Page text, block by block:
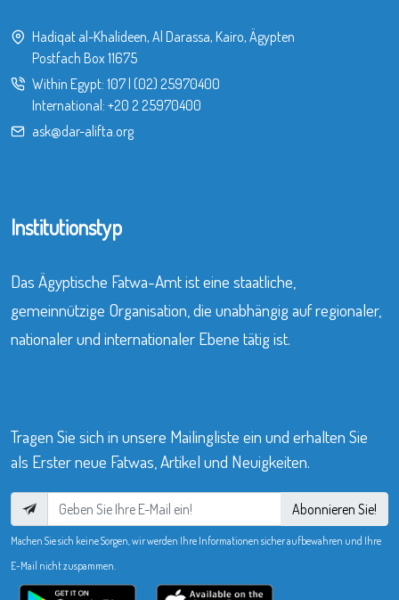
Hadiqat al-Khalideen, Al Darassa, Kairo, Ägypten
Postfach Box 11675
Within Egypt: 107| (02) 25970400
International: +20 2 25970400
ask@dar-alifta.org
Institutionstyp
Das Ägyptische Fatwa-Amt ist eine staatliche,
gemeinnützige Organisation, die unabhängig auf regionaler,
nationaler und internationaler Ebene tätig ist.
Tragen Sie sich in unsere Mailingliste ein und erhalten Sie
als Erster neue Fatwas, Artikel und Neuigkeiten.
Abonnieren Sie!
Machen Sie sich keine Sorgen, wir werden Ihre Informationen sicher aufbewahren und Ihre
E-Mail nicht zuspammen.